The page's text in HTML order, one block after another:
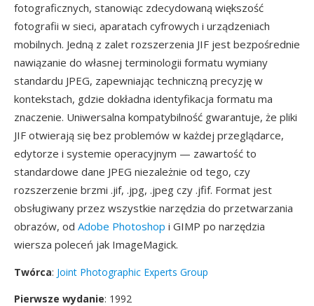
fotograficznych, stanowiąc zdecydowaną większość
fotografii w sieci, aparatach cyfrowych i urządzeniach
mobilnych. Jedną z zalet rozszerzenia JIF jest bezpośrednie
nawiązanie do własnej terminologii formatu wymiany
standardu JPEG, zapewniając techniczną precyzję w
kontekstach, gdzie dokładna identyfikacja formatu ma
znaczenie. Uniwersalna kompatybilność gwarantuje, że pliki
JIF otwierają się bez problemów w każdej przeglądarce,
edytorze i systemie operacyjnym — zawartość to
standardowe dane JPEG niezależnie od tego, czy
rozszerzenie brzmi .jif, .jpg, .jpeg czy .jfif. Format jest
obsługiwany przez wszystkie narzędzia do przetwarzania
obrazów, od Adobe Photoshop i GIMP po narzędzia
wiersza poleceń jak ImageMagick.
Twórca: Joint Photographic Experts Group
Pierwsze wydanie: 1992